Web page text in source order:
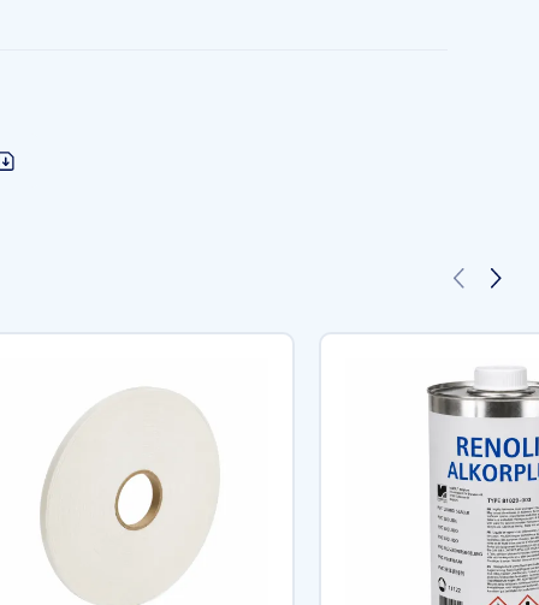
haute performance – grille polyester – PVCP haute